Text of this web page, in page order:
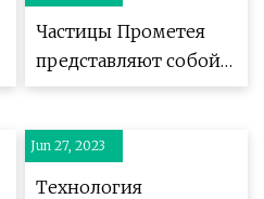
почти все выбросы
Частицы Прометея
представляют собой
MOF для улавливания
Jun 27, 2023
Технология